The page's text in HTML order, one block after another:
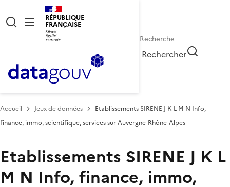
RÉPUBLIQUE
FRANÇAISE
Rechercher
Accueil Jeux de données
Etablissements SIRENE J K L M N Info,
finance, immo, scientifique, services sur Auvergne-Rhône-Alpes
Etablissements SIRENE J K L
M N Info, finance, immo,